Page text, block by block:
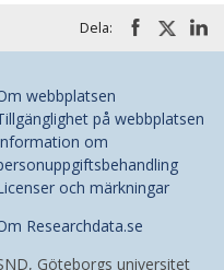
Dela:
webbplatsen
på webbplatsen
om
och märkningar
Researchdata.se
Göteborgs universitet